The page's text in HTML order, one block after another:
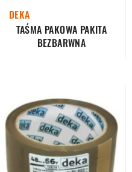
DEKA
TAŚMA PAKOWA PAKITA
BEZBARWNA